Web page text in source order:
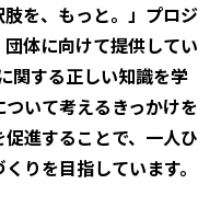
を、もっと。」プロジ
体に向けて提供してい
関する正しい知識を学
いて考えるきっかけを
進することで、一人ひ
りを目指しています。